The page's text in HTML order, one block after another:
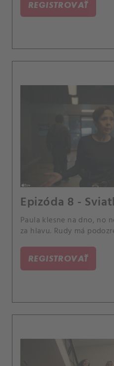
REGISTROVAŤ
Epizóda 8 -
Paula klesne na dno, no
za hlavu. Rudy má
REGISTROVAŤ